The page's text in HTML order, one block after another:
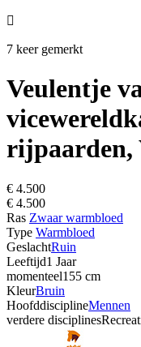

7 keer gemerkt
Veulentje
rijpaarden,
€ 4.500
€ 4.500
Ras Zwaar warmbloed
Type Warmbloed
GeslachtRuin
Leeftijd1 Jaar
momenteel155 cm
KleurBruin
HoofddisciplineMennen
verdere disciplines